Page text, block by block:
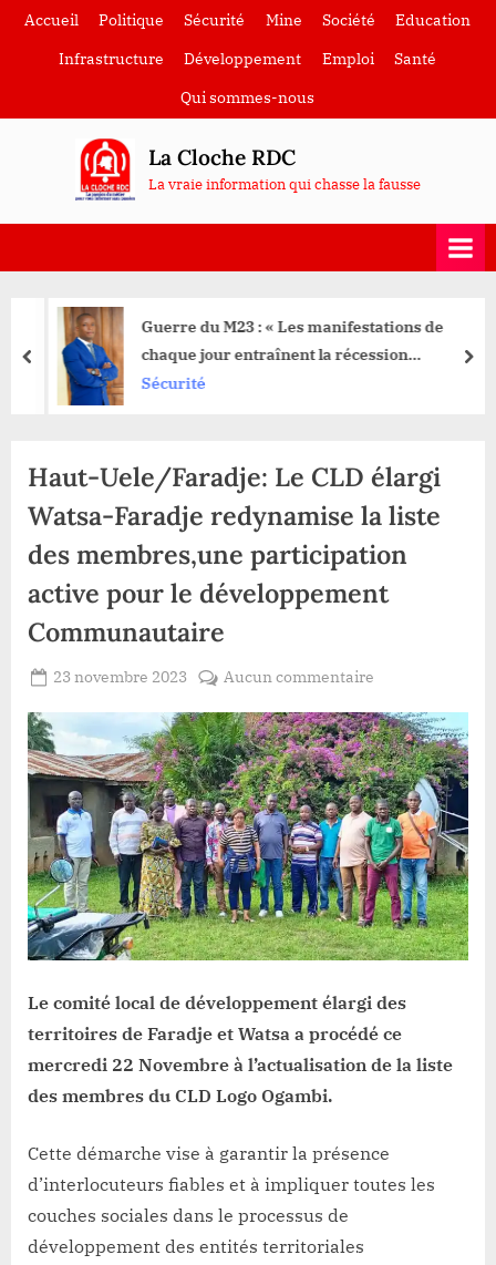
SkipAccueil Politique Sécurité Mine Société
Education
Infrastructure
Développement Emploi
Santé
Qui sommes-nous
La Cloche RDC
La vraie information qui chasse la fausse
Guerre du M23 : « Les manifestations de
chaque jour entraînent la récession
économique » (Tribune de Me Mulumbi
Sécurité
prev
Haut-Uele/Faradje: Le CLD élargi
Watsa-Faradje redynamise la liste
des membres,une participation
active pour le développement
Communautaire
Posted
23 novembre 2023
Lacloche
Aucun commentaire
Uele/Faradje:
Le
CLD
élargi
Watsa-
Faradje
redynamise
la
liste
des
participation
active
pour
Le comité local de développement élargi des
territoires de Faradje et Watsa a procédé ce
mercredi 22 Novembre à l’actualisation de la liste
des membres du CLD Logo Ogambi.
Cette démarche vise à garantir la présence
d’interlocuteurs fiables et à impliquer toutes les
couches sociales dans le processus de
développement des entités territoriales